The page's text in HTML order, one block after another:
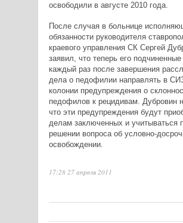
освободили в августе 2010 года.
После случая в больнице
обязанности руководителя
краевого управления СК Сергей
заявил, что теперь его подчиненные
каждый раз после завершения
дела о педофилии направлять в
колонии предупреждения о
педофилов к рецидивам. Дубровин
что эти предупреждения будут
делам заключенных и учитываться
решении вопроса об условно-
освобождении.
17:28 27 апреля 2011